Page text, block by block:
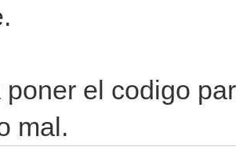
poner el codigo
mal.